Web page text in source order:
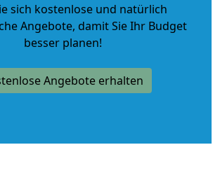
sich kostenlose und natürlich
Angebote, damit Sie Ihr Budget
besser planen!
Angebote erhalten